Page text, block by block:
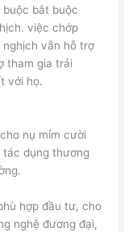
bắt buộc
việc chớp
vẫn hỗ trợ
tham gia trải
với họ.
nụ mỉm cười
tác dụng thương
hợp đầu tư, cho
nghệ đương đại,